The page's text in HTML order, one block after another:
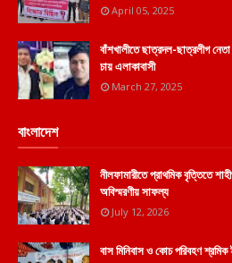
April 05, 2025
বাঁশখালীতে ছাত্রদল-ছাত্রলীগ
চায় এলাকাবাসী
March 27, 2025
বাংলাদেশ
নীলফামারীতে প্রাথমিক বৃত্তিতে
অবিস্মরণীয় সাফল্য
July 12, 2026
বাস মিনিবাস ও কোচ পরিবহণ